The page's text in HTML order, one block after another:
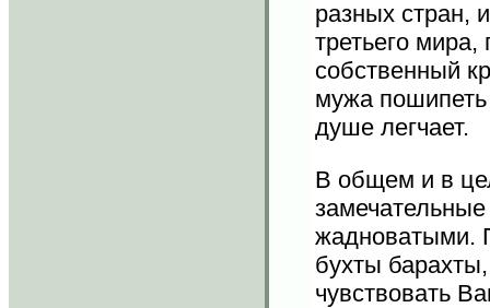
разных стран,
третьего
собственный
мужа пошипеть
душе легчает.
В общем и в
жадноватыми.
бухты
чувствовать